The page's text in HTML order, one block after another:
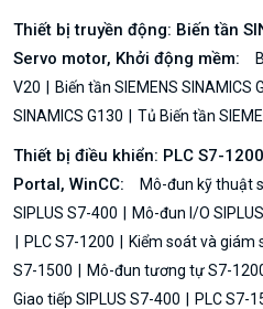
Thiết bị truyền động: Biến tần
Servo motor, Khởi động mềm:
V20
Biến tần SIEMENS SINAMICS
SINAMICS G130
Tủ Biến tần
Thiết bị điều khiển: PLC S7-
Portal, WinCC:
Mô-đun kỹ thuật
SIPLUS S7-400
Mô-đun I/O
PLC S7-1200
Kiểm soát và giám
S7-1500
Mô-đun tương tự S7-
Giao tiếp SIPLUS S7-400
PLC S7-